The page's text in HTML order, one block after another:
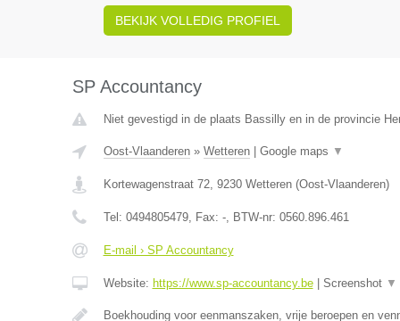
BEKIJK VOLLEDIG PROFIEL
SP Accountancy
Niet gevestigd in de plaats Bassilly en in de provincie
Oost-Vlaanderen» Wetteren| Google maps ▼
Kortewagenstraat 72, 9230 Wetteren(Oost-Vlaanderen)
Tel: 0494805479, Fax: -, BTW-nr: 0560.896.461
E-mail › SP Accountancy
Website: https://www.sp-accountancy.be| Screenshot ▼
Boekhouding voor eenmanszaken, vrije beroepen en